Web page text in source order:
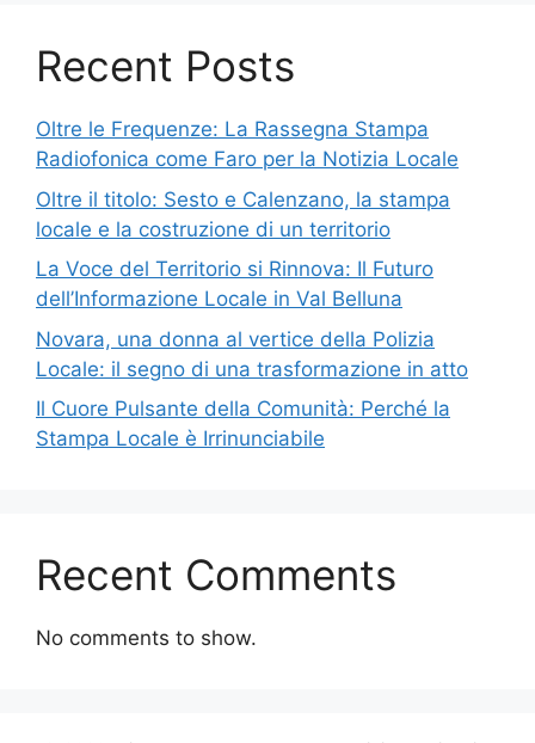
Recent Posts
Oltre le Frequenze: La Rassegna Stampa
Radiofonica come Faro per la Notizia Locale
Oltre il titolo: Sesto e Calenzano, la stampa
locale e la costruzione di un territorio
La Voce del Territorio si Rinnova: Il Futuro
dell’Informazione Locale in Val Belluna
Novara, una donna al vertice della Polizia
Locale: il segno di una trasformazione in atto
Il Cuore Pulsante della Comunità: Perché la
Stampa Locale è Irrinunciabile
Recent Comments
No comments to show.